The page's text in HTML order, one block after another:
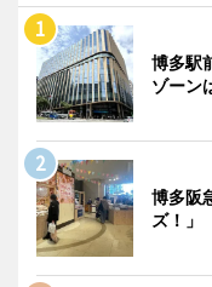
博多駅
ゾーン
博多阪
ズ！」